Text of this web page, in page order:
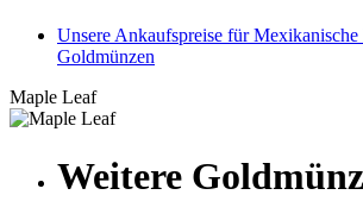
Unsere Ankaufspreise für Mexikanische
Goldmünzen
Maple Leaf
Weitere